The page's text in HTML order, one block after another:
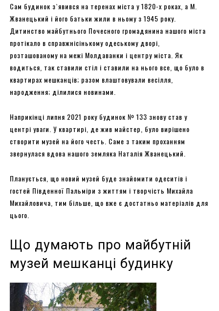
Сам будинок з`явився на теренах міста у 1820-х роках, а М.
Жванецький і його батьки жили в ньому з 1945 року.
Дитинство майбутнього Почесного громадянина нашого міста
протікало в справжнісінькому одеському дворі,
розташованому на межі Молдаванки і центру міста. Як
водиться, так ставили стіл і ставили на нього все, що було в
квартирах мешканців; разом влаштовували весілля,
народження; ділилися новинами.
Наприкінці липня 2021 року будинок № 133 знову став у
центрі уваги. У квартирі, де жив майстер, було вирішено
створити музей на його честь. Саме з таким проханням
звернулася вдова нашого земляка Наталія Жванецький.
Планується, що новий музей буде знайомити одеситів і
гостей Південної Пальміри з життям і творчість Михайла
Михайловича, тим більше, що вже є достатньо матеріалів для
цього.
Що думають про майбутній
музей мешканці будинку